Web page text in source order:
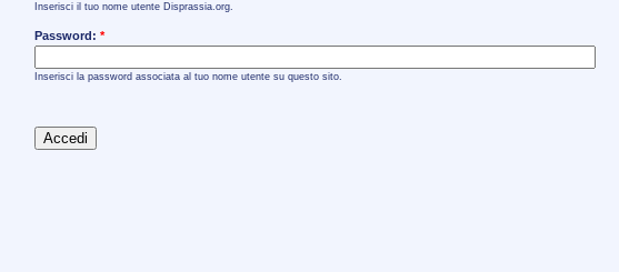
Inserisci il tuo nome utente Disprassia.org.
Password: *
Inserisci la password associata al tuo nome utente su questo sito.